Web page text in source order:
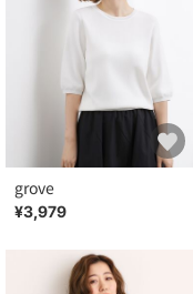
grove
¥3,979